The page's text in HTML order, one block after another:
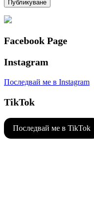
Facebook Page
Instagram
Последвай ме в Instagram
TikTok
Последвай ме в TikTok